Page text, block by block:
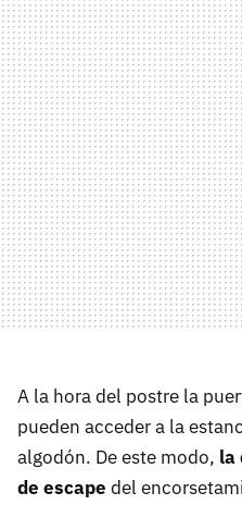
A la hora del postre la
pueden acceder a la
algodón. De este modo, la
de escape del